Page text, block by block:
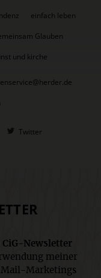
einfach leben
Glauben
und kirche
Twitter
CiG-Newsletter
meiner
Mail-Marketings